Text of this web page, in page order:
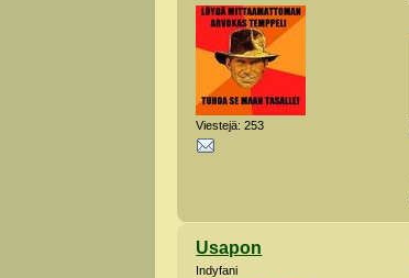
Viestejä: 253
Usapon
Indyfani